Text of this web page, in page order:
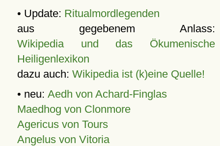
• Update: Ritualmordlegenden
aus gegebenem Anlass:
Wikipedia und das Ökumenische
Heiligenlexikon
dazu auch: Wikipedia ist (k)eine Quelle!
• neu: Aedh von Achard-Finglas
Maedhog von Clonmore
Agericus von Tours
Angelus von Vitoria